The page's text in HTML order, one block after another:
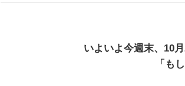
いよいよ今週末、10
「も